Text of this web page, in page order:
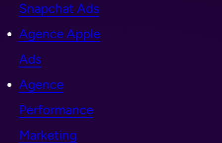
Snapchat Ads
Agence Apple
Ads
Agence
Performance
Marketing